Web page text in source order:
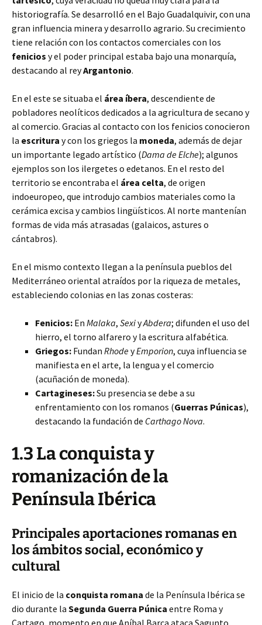
historiografía. Se desarrolló en el Bajo Guadalquivir, con una
gran influencia minera y desarrollo agrario. Su crecimiento
tiene relación con los contactos comerciales con los
fenicios y el poder principal estaba bajo una monarquía,
destacando al reyArgantonio.
En el este se situaba el área íbera, descendiente de
pobladores neolíticos dedicados a la agricultura de secano y
al comercio. Gracias al contacto con los fenicios conocieron
la escritura y con los griegos la moneda, además de dejar
un importante legado artístico (Dama de Elche); algunos
ejemplos son los ilergetes o edetanos. En el resto del
territorio se encontraba el área celta, de origen
indoeuropeo, que introdujo cambios materiales como la
cerámica excisa y cambios lingüísticos. Al norte mantenían
formas de vida más atrasadas (galaicos, astures o
cántabros).
En el mismo contexto llegan a la península pueblos del
Mediterráneo oriental atraídos por la riqueza de metales,
estableciendo colonias en las zonas costeras:
Fenicios: En Malaka, SexiyAbdera; difunden el uso del
hierro, el torno alfarero y la escritura alfabética.
Griegos: Fundan RhodeyEmporion, cuya influencia se
manifiesta en el arte, la lengua y el comercio
(acuñación de moneda).
Cartagineses:Su presencia se debe a su
enfrentamiento con los romanos (Guerras Púnicas),
destacando la fundación de Carthago Nova.
1.3 La conquista y
romanización de la
Península Ibérica
Principales aportaciones romanas en
los ámbitos social, económico y
cultural
El inicio de la conquista romana de la Península Ibérica se
dio durante la Segunda Guerra Púnica entre Roma y
Cartago, momento en que Aníbal Barca ataca Sagunto,